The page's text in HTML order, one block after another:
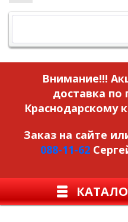
Внимание!!!
доставка по
Краснодарскому
Заказ на сайте
088-11-62